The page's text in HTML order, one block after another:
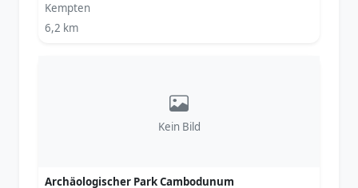
Kempten
6,2 km
Kein Bild
Archäologischer Park Cambodunum